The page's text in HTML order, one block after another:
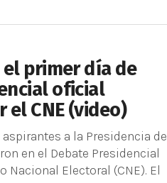
primer día de
oficial
CNE (video)
aspirantes a la Presidencia de
en el Debate Presidencial
Electoral (CNE). El